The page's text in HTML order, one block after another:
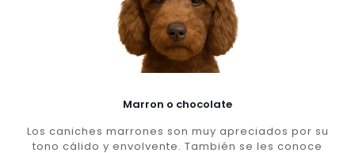
Marron o chocolate
Los caniches marrones son muy apreciados por su
tono cálido y envolvente. También se les conoce